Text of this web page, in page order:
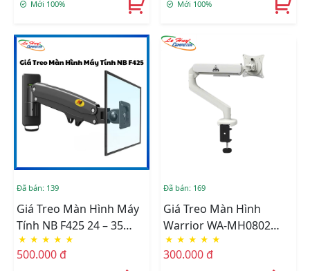
Mới 100% Mới 100%
Đã bán: 139
Giá Treo Màn Hình Máy
Tính NB F425 24 – 35
Inch
★ ★ ★ ★ ★
500.000 đ
Đã bán: 169
Giá Treo Màn Hình
Warrior WA-MH0802
(White)
★ ★ ★ ★ ★
300.000 đ